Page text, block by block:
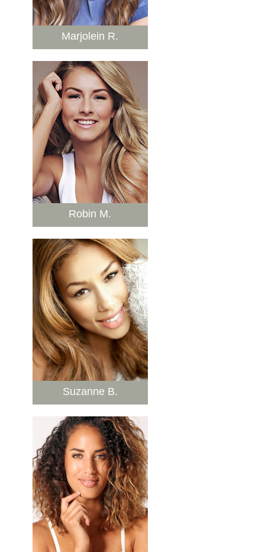
Marjolein R.
Robin M.
Suzanne B.